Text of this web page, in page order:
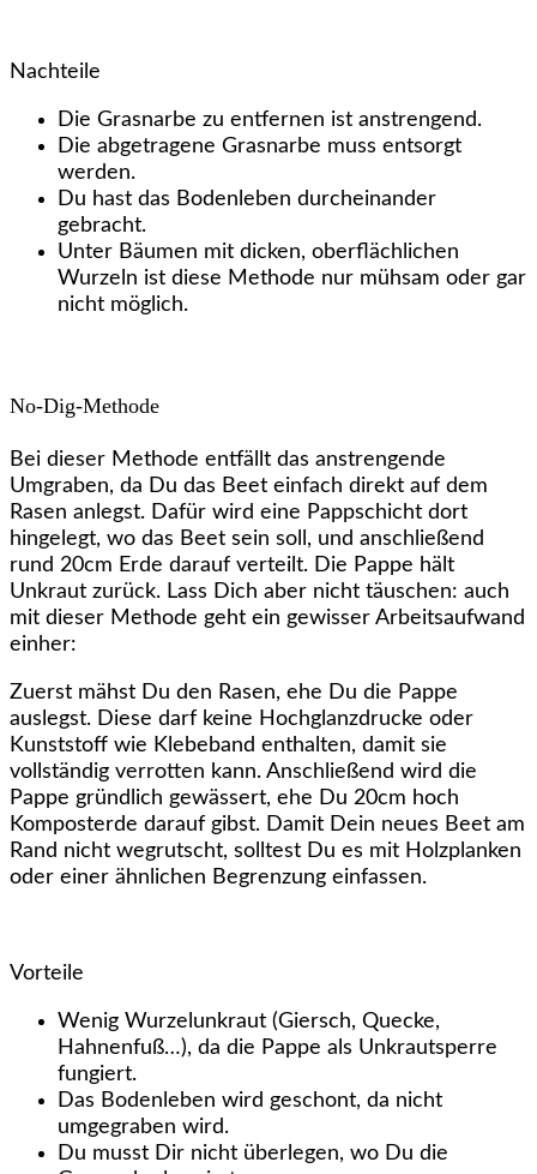
Nachteile
Die Grasnarbe zu entfernen ist anstrengend.
Die abgetragene Grasnarbe muss entsorgt
werden.
Du hast das Bodenleben durcheinander
gebracht.
Unter Bäumen mit dicken, oberflächlichen
Wurzeln ist diese Methode nur mühsam oder gar
nicht möglich.
No-Dig-Methode
Bei dieser Methode entfällt das anstrengende
Umgraben, da Du das Beet einfach direkt auf dem
Rasen anlegst. Dafür wird eine Pappschicht dort
hingelegt, wo das Beet sein soll, und anschließend
rund 20cm Erde darauf verteilt. Die Pappe hält
Unkraut zurück. Lass Dich aber nicht täuschen: auch
mit dieser Methode geht ein gewisser Arbeitsaufwand
einher:
Zuerst mähst Du den Rasen, ehe Du die Pappe
auslegst. Diese darf keine Hochglanzdrucke oder
Kunststoff wie Klebeband enthalten, damit sie
vollständig verrotten kann. Anschließend wird die
Pappe gründlich gewässert, ehe Du 20cm hoch
Komposterde darauf gibst. Damit Dein neues Beet am
Rand nicht wegrutscht, solltest Du es mit Holzplanken
oder einer ähnlichen Begrenzung einfassen.
Vorteile
Wenig Wurzelunkraut (Giersch, Quecke,
Hahnenfuß…), da die Pappe als Unkrautsperre
fungiert.
Das Bodenleben wird geschont, da nicht
umgegraben wird.
Du musst Dir nicht überlegen, wo Du die